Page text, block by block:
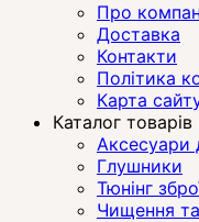
Про
Доставка
Контакти
Політика
Карта
Каталог товарів
Аксесуари
Глушники
Тюнінг
Чищення